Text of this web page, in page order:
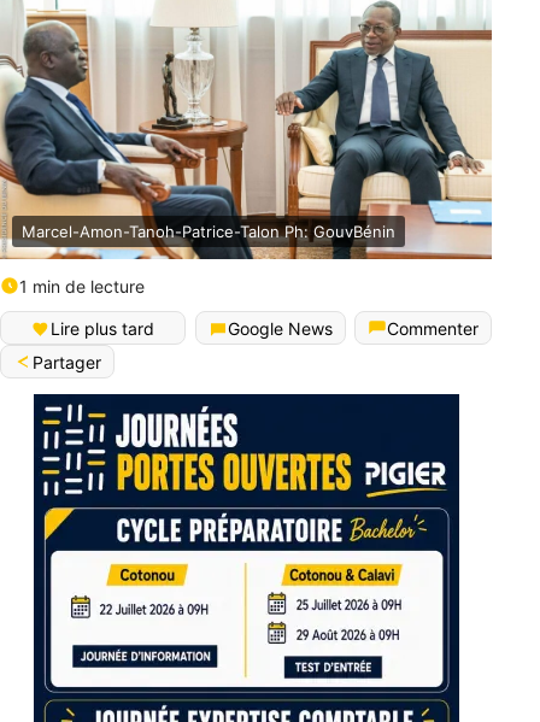
Marcel-Amon-Tanoh-Patrice-Talon Ph: GouvBénin
1 min de lecture
Lire plus tard Google News
Commenter
Partager